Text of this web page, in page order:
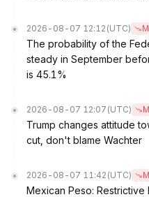
2026-08-07 12:12 (UTC)
The probability of the
steady in September
is 45.1%
2026-08-07 12:07 (UTC)
Trump changes attitude
cut, don't blame Wachter
2026-08-07 11:42 (UTC)
Mexican Peso: